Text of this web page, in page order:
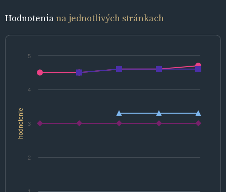
Hodnoteniana jednotlivých stránkach
hodnotenie
2
3
4
5